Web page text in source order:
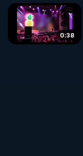
🌱 LA
Pour obtenir les
0:38